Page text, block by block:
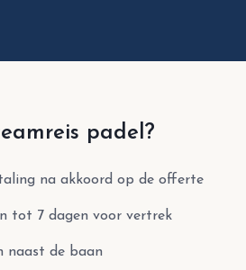
padel?
na akkoord op de offerte
tot 7 dagen voor vertrek
naast de baan